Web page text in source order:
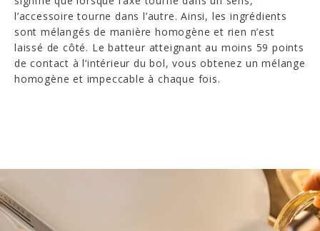
l’accessoire tourne dans l’autre. Ainsi, les ingrédients
sont mélangés de manière homogène et rien n’est
laissé de côté. Le batteur atteignant au moins 59 points
de contact à l’intérieur du bol, vous obtenez un mélange
homogène et impeccable à chaque fois.